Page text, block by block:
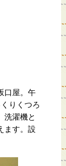
口屋。午
りくつろ
洗濯機と
ます。設